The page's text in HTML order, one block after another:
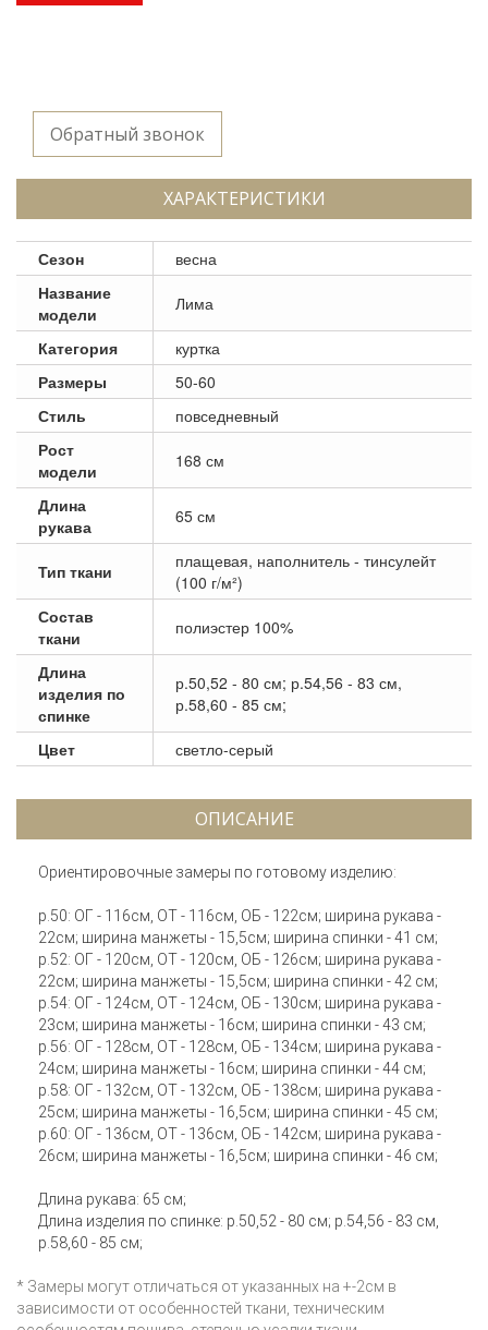
Обратный звонок
ХАРАКТЕРИСТИКИ
Сезон
весна
Название
модели
Лима
Категория
куртка
Размеры
50-60
Стиль
повседневный
Рост
модели
168 см
Длина
рукава
65 см
Тип ткани
плащевая, наполнитель - тинсулейт
(100 г/м²)
Состав
ткани
полиэстер 100%
Длина
изделия по
спинке
р.50,52 - 80 см; р.54,56 - 83 см,
р.58,60 - 85 см;
Цвет светло-серый
ОПИСАНИЕ
Ориентировочные замеры по готовому изделию:
р.50: ОГ - 116см, ОТ - 116см, ОБ - 122см; ширина рукава -
22см; ширина манжеты - 15,5см; ширина спинки - 41 см;
р.52: ОГ - 120см, ОТ - 120см, ОБ - 126см; ширина рукава -
22см; ширина манжеты - 15,5см; ширина спинки - 42 см;
р.54: ОГ - 124см, ОТ - 124см, ОБ - 130см; ширина рукава -
23см; ширина манжеты - 16см; ширина спинки - 43 см;
р.56: ОГ - 128см, ОТ - 128см, ОБ - 134см; ширина рукава -
24см; ширина манжеты - 16см; ширина спинки - 44 см;
р.58: ОГ - 132см, ОТ - 132см, ОБ - 138см; ширина рукава -
25см; ширина манжеты - 16,5см; ширина спинки - 45 см;
р.60: ОГ - 136см, ОТ - 136см, ОБ - 142см; ширина рукава -
26см; ширина манжеты - 16,5см; ширина спинки - 46 см;
Длина рукава: 65 см;
Длина изделия по спинке: р.50,52 - 80 см; р.54,56 - 83 см,
р.58,60 - 85 см;
* Замеры могут отличаться от указанных на +-2см в
зависимости от особенностей ткани, техническим